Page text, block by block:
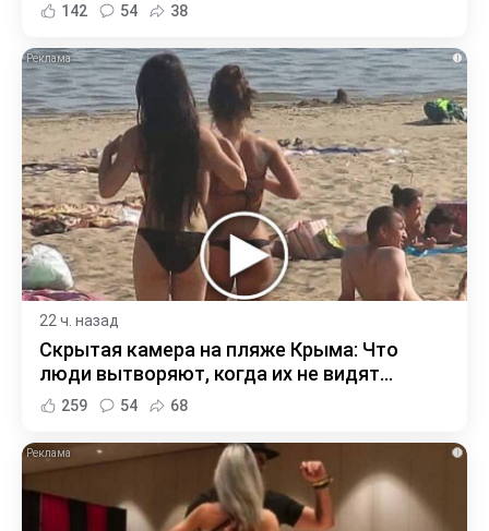
142 54 38
i
22 ч. назад
Скрытая камера на пляже Крыма: Что
люди вытворяют, когда их не видят...
259 54 68
i